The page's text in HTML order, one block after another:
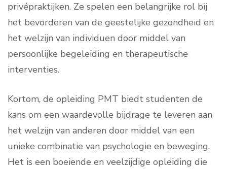
privépraktijken. Ze spelen een belangrijke rol bij
het bevorderen van de geestelijke gezondheid en
het welzijn van individuen door middel van
persoonlijke begeleiding en therapeutische
interventies.
Kortom, de opleiding PMT biedt studenten de
kans om een waardevolle bijdrage te leveren aan
het welzijn van anderen door middel van een
unieke combinatie van psychologie en beweging.
Het is een boeiende en veelzijdige opleiding die